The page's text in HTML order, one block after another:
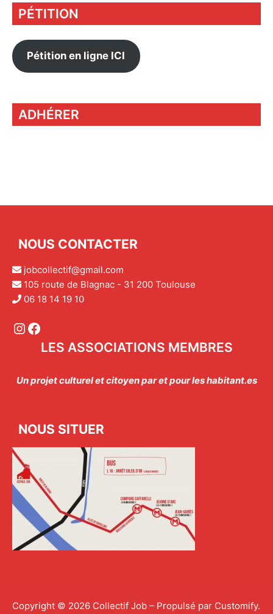
PÉTITION
Pétition en ligne ICI
ADHÉRER
NOUS CONTACTER
jobcollectif@gmail.com
105 route de Blagnac - 31 200 Toulouse
06 18 14 19 10
Instagram
Facebook
LES ASSOCIATIONS MEMBRES
Un projet culturel et citoyen par et pour les habitant.es
NOUS SITUER
Copyright © 2026 Collectif Job – Propulsé par Customify.